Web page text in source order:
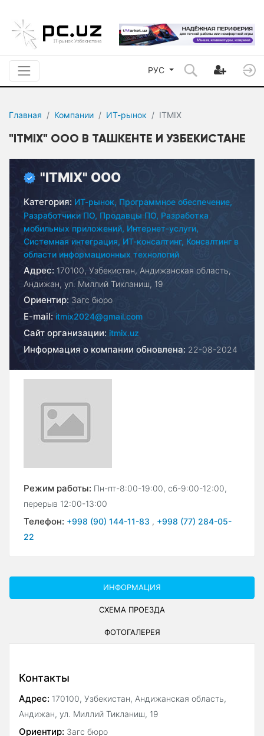
РУС
Главная Компании ИТ-рынок ITMIX
"ITMIX" ООО В ТАШКЕНТЕ И УЗБЕКИСТАНЕ
"ITMIX" ООО
Категория: ИТ-рынок, Программное обеспечение,
Разработчики ПО, Продавцы ПО, Разработка
мобильных приложений, Интернет-услуги,
Системная интеграция, ИТ-консалтинг, Консалтинг в
области информационных технологий
Адрес: 170100, Узбекистан, Андижанская область,
Андижан, ул. Миллий Тикланиш, 19
Ориентир: Загс бюро
E-mail: itmix2024@gmail.com
Сайт организации: itmix.uz
Информация о компании обновлена: 22-08-2024
Режим работы: Пн-пт-8:00-19:00, сб-9:00-12:00,
перерыв 12:00-13:00
Телефон: +998 (90) 144-11-83 , +998 (77) 284-05-
22
ИНФОРМАЦИЯ
СХЕМА ПРОЕЗДА
ФОТОГАЛЕРЕЯ
Контакты
Адрес: 170100, Узбекистан, Андижанская область,
Андижан, ул. Миллий Тикланиш, 19
Ориентир: Загс бюро